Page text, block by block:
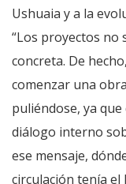
Ushuaia y a la
“Los proyectos no
concreta. De
comenzar una
puliéndose, ya
diálogo interno
ese mensaje,
circulación tenía el